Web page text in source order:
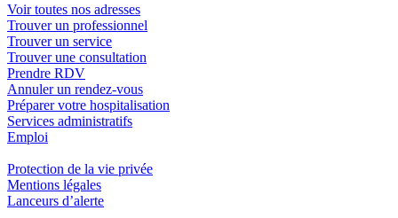
Voir toutes nos adresses
Trouver un professionnel
Trouver un service
Trouver une consultation
Prendre RDV
Annuler un rendez-vous
Préparer votre hospitalisation
Services administratifs
Emploi​
Protection de la vie privée
Mentions légales
Lanceurs d’alerte